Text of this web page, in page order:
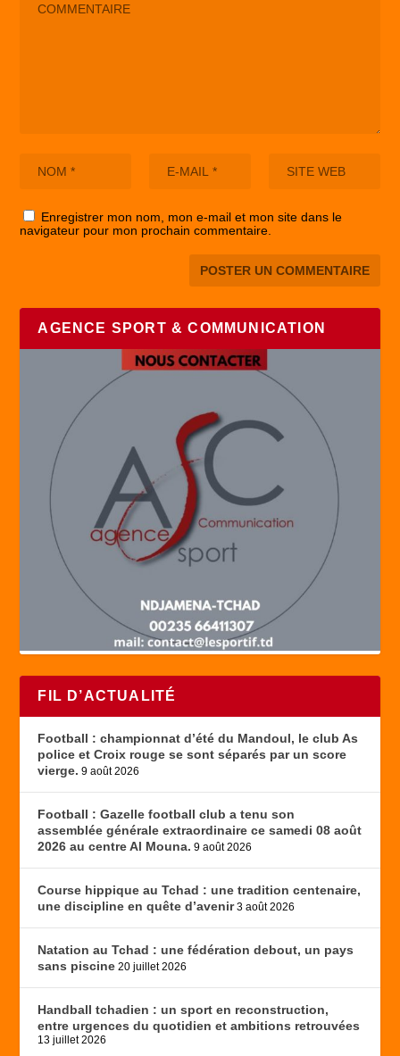
Enregistrer mon nom, mon e-mail et mon site dans le
navigateur pour mon prochain commentaire.
AGENCE SPORT & COMMUNICATION
FIL D’ACTUALITÉ
Football : championnat d’été du Mandoul, le club As
police et Croix rouge se sont séparés par un score
vierge. 9 août 2026
Football : Gazelle football club a tenu son
assemblée générale extraordinaire ce samedi 08 août
2026 au centre Al Mouna. 9 août 2026
Course hippique au Tchad : une tradition centenaire,
une discipline en quête d’avenir 3 août 2026
Natation au Tchad : une fédération debout, un pays
sans piscine 20 juillet 2026
Handball tchadien : un sport en reconstruction,
entre urgences du quotidien et ambitions retrouvées
13 juillet 2026